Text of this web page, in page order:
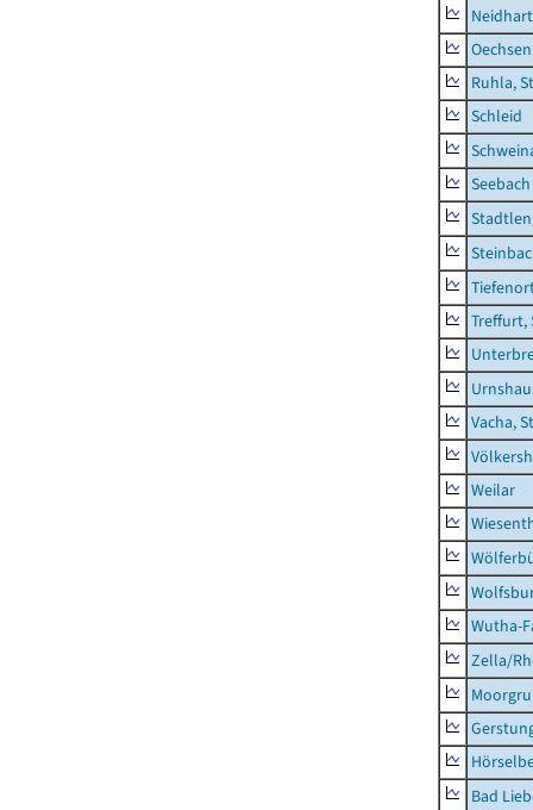
Oechsen
Ruhla,
Schleid
Seebach
Treffurt,
Vacha,
Weilar
Wutha-
Zella/
Bad